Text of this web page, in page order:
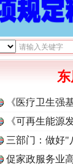
《医疗卫生强
《可再生能源
三部门：做好"
促家政服务业